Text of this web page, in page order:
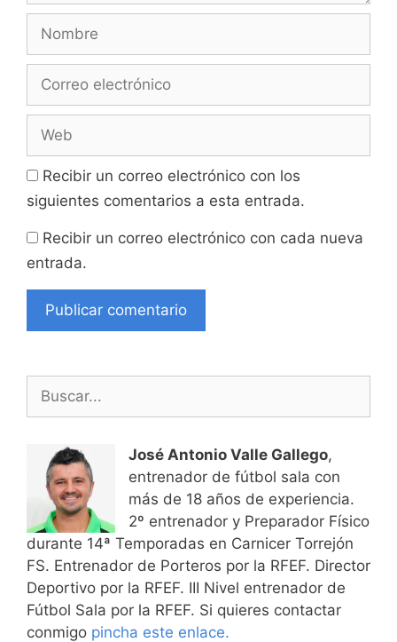
electrónico
Recibir un correo electrónico con los
siguientes comentarios a esta entrada.
Recibir un correo electrónico con cada nueva
entrada.
José Antonio Valle Gallego,
entrenador de fútbol sala con
más de 18 años de experiencia.
2º entrenador y Preparador Físico
durante 14ª Temporadas en Carnicer Torrejón
FS. Entrenador de Porteros por la RFEF. Director
Deportivo por la RFEF. III Nivel entrenador de
Fútbol Sala por la RFEF. Si quieres contactar
conmigo pincha este enlace.